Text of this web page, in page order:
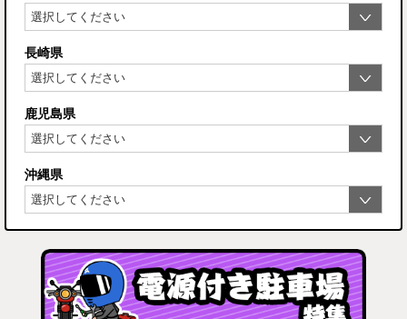
長崎県
鹿児島県
沖縄県